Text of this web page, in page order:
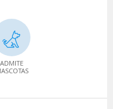
ADMITE